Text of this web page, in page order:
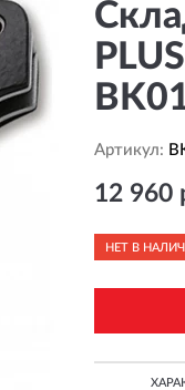
Артикул:
12 960
НЕТ В